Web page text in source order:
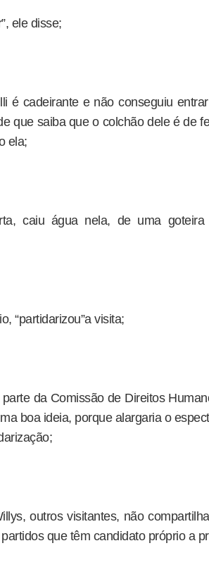
ele disse;
é cadeirante e não conseguiu
que saiba que o colchão dele é de
ela;
caiu água nela, de uma goteira
“partidarizou”a visita;
da Comissão de Direitos
boa ideia, porque alargaria o
outros visitantes, não
que têm candidato próprio a